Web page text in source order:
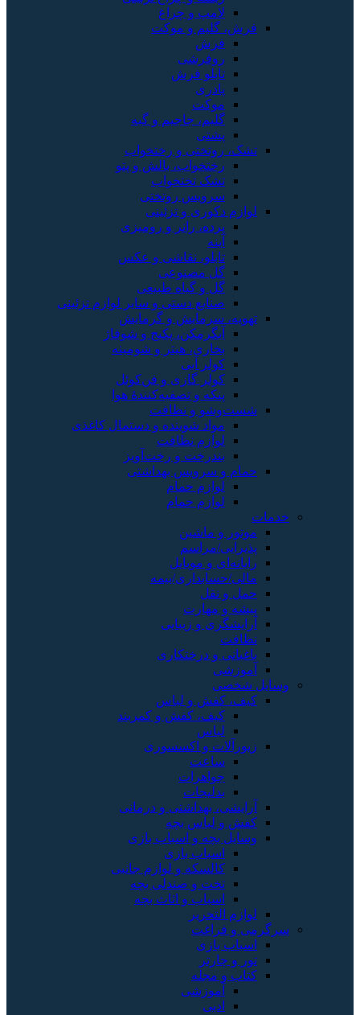
لامپ و چراغ
فرش، گلیم و موکت
فرش
روفرشی
تابلو فرش
پادری
موکت
گلیم، جاجیم و گبه
پشتی
تشک، روتختی و رختخواب
رختخواب، بالش و پتو
تشک تختخواب
سرویس روتختی
لوازم دکوری و تزئینی
پرده، رانر و رومیزی
آینه
تابلو، نقاشی و عکس
گل مصنوعی
گل و گیاه طبیعی
صنایع دستی و سایر لوازم تزئینی
تهویه، سرمایش و گرمایش
آبگرمکن، پکیج و شوفاژ
بخاری، هیتر و شومینه
کولر آبی
کولر گازی و فن‌کوئل
پنکه و تصفیه‌کنندهٔ هوا
شست‌وشو و نظافت
مواد شوینده و دستمال کاغذی
لوازم نظافت
بندرخت و رخت‌آویز
حمام و سرویس بهداشتی
لوازم حمام
لوازم حمام
خدمات
موتور و ماشین
پذیرایی/مراسم
رایانه‌ای و موبایل
مالی/حسابداری/بیمه
حمل و نقل
پیشه و مهارت
آرایشگری و زیبایی
نظافت
باغبانی و درختکاری
آموزشی
وسایل شخصی
کیف، کفش و لباس
کیف، کفش و کمربند
لباس
زیورآلات و اکسسوری
ساعت
جواهرات
بدلیجات
آرایشی، بهداشتی و درمانی
کفش و لباس بچه
وسایل بچه و اسباب بازی
اسباب بازی
کالسکه و لوازم جانبی
تخت و صندلی بچه
اسباب و اثاث بچه
لوازم التحریر
سرگرمی و فراغت
اسباب‌ بازی
تور و چارتر
کتاب و مجله
آموزشی
ادبی